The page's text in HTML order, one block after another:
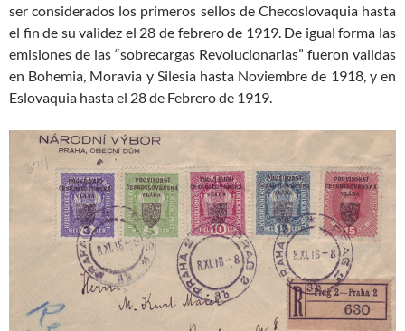
ser considerados los primeros sellos de Checoslovaquia hasta
el fin de su validez el 28 de febrero de 1919. De igual forma las
emisiones de las “sobrecargas Revolucionarias” fueron validas
en Bohemia, Moravia y Silesia hasta Noviembre de 1918, y en
Eslovaquia hasta el 28 de Febrero de 1919.